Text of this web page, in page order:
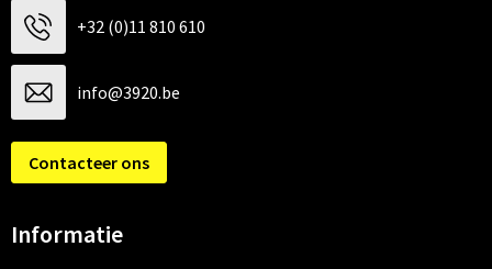
+32 (0)11 810 610
info@3920.be
Contacteer ons
Informatie